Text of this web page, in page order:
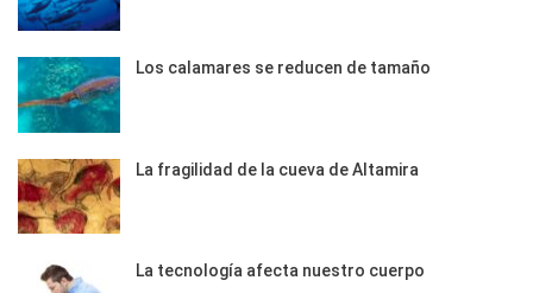
Los calamares se reducen de tamaño
La fragilidad de la cueva de Altamira
La tecnología afecta nuestro cuerpo